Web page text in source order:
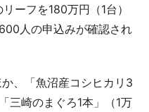
ーフを180万円（1台）
人の申込みが確認され
、「魚沼産コシヒカリ3
三崎のまぐろ1本」（1万